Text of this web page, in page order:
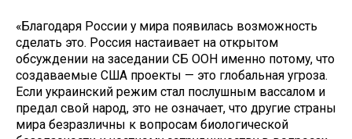
«Благодаря России у мира появилась возможность
сделать это. Россия настаивает на открытом
обсуждении на заседании СБ ООН именно потому, что
создаваемые США проекты — это глобальная угроза.
Если украинский режим стал послушным вассалом и
предал свой народ, это не означает, что другие страны
мира безразличны к вопросам биологической